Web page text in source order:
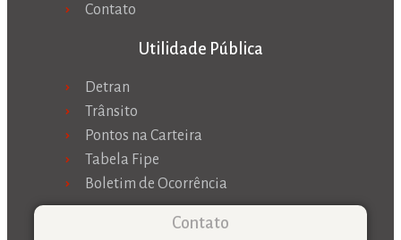
Contato
Utilidade Pública
Detran
Trânsito
Pontos na Carteira
Tabela Fipe
Boletim de Ocorrência
Contato